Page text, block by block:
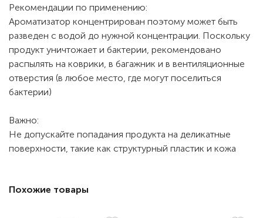
Рекомендации по применению:
Ароматизатор концентрирован поэтому может быть
разведен с водой до нужной концентрации. Поскольку
продукт уничтожает и бактерии, рекомендовано
распылять на коврики, в багажник и в вентиляционные
отверстия (в любое место, где могут поселиться
бактерии)
Важно:
Не допускайте попадания продукта на деликатные
поверхности, такие как структурный пластик и кожа
Похожие товары